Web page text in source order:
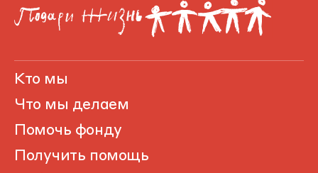
Кто мы
Что мы делаем
Помочь фонду
Получить помощь